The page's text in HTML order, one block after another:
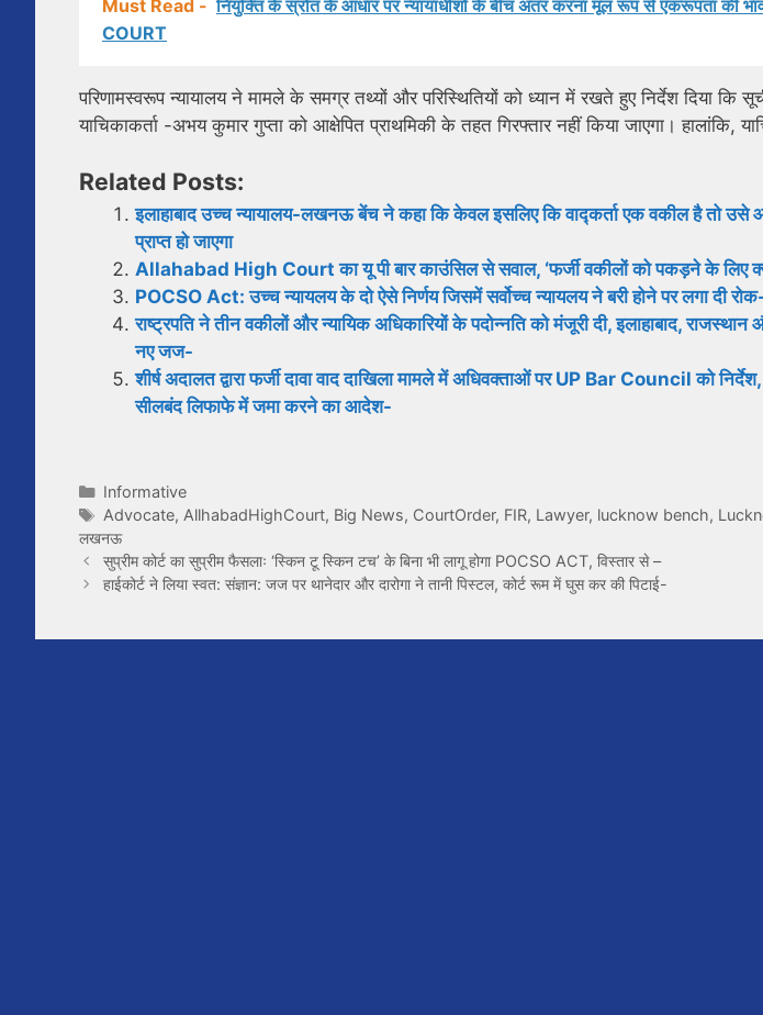
Must Read - नियुक्ति के स्रोत के आधार पर न्यायाधीशों के बीच अंतर करना मूल रूप से एकरूपता की
COURT
परिणामस्वरूप न्यायालय ने मामले के समग्र तथ्यों और परिस्थितियों को ध्यान में रखते हुए निर्देश दिया कि
याचिकाकर्ता -अभय कुमार गुप्ता को आक्षेपित प्राथमिकी के तहत गिरफ्तार नहीं किया जाएगा। हालांकि,
Related Posts:
इलाहाबाद उच्च न्यायालय-लखनऊ बेंच ने कहा कि केवल इसलिए कि वाद्कर्ता एक वकील है तो उसे
प्राप्त हो जाएगा
Allahabad High Court का यू पी बार काउंसिल से सवाल, ‘फर्जी वकीलों को पकड़ने के लिए
POCSO Act: उच्च न्यायलय के दो ऐसे निर्णय जिसमें सर्वोच्च न्यायलय ने बरी होने पर लगा दी
राष्ट्रपति ने तीन वकीलों और न्यायिक अधिकारियों के पदोन्नति को मंजूरी दी, इलाहाबाद,
नए जज-
शीर्ष अदालत द्वारा फर्जी दावा वाद दाखिला मामले में अधिवक्ताओं पर UP Bar Council को
सीलबंद लिफाफे में जमा करने का आदेश-
Categories
Informative
Tags
Advocate, AllhabadHighCourt, Big News, CourtOrder, FIR, Lawyer, lucknow bench,
लखनऊ
सुप्रीम कोर्ट का सुप्रीम फैसलाः ‘स्किन टू स्किन टच’ के बिना भी लागू होगा POCSO ACT, विस्तार से –
हाईकोर्ट ने लिया स्वत: संज्ञान: जज पर थानेदार और दारोगा ने तानी पिस्टल, कोर्ट रूम में घुस कर की पिटाई-